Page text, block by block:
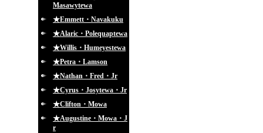
Masawytewa
★Emmett・Navakuku
★Alaric・Polequaptewa
★Willis・Humeyestewa
★Petra・Lamson
★Nathan・Fred・Jr
★Cyrus・Josytewa・Jr
★Clifton・Mowa
★Augustine・Mowa・J
r